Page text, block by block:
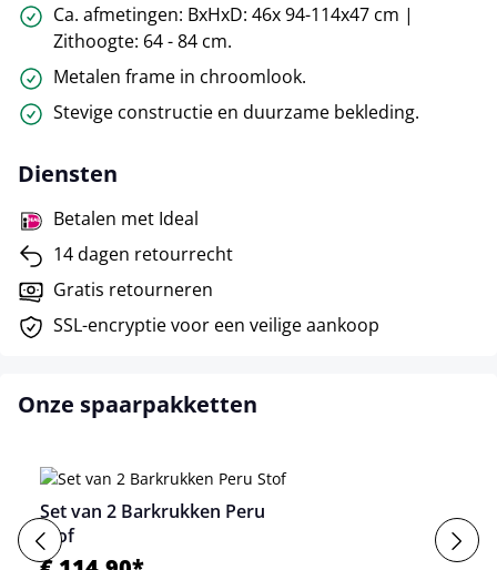
Ca. afmetingen: BxHxD: 46x 94-114x47 cm |
Zithoogte: 64 - 84 cm.
Metalen frame in chroomlook.
Stevige constructie en duurzame bekleding.
Diensten
Betalen met Ideal
14 dagen retourrecht
Gratis retourneren
SSL-encryptie voor een veilige aankoop
Onze spaarpakketten
Set van 2 Barkrukken Peru
Stof